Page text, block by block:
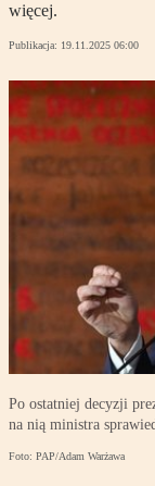
więcej.
Publikacja: 19.11.2025 06:00
Po ostatniej decyzji
na nią ministra
Foto: PAP/Adam Warżawa